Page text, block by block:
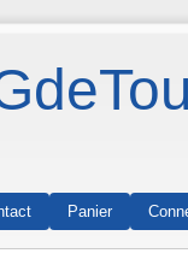
Panier